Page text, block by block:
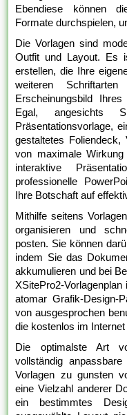
Ebendiese können
Formate durchspielen,
Die Vorlagen sind
Outfit und Layout. Es
erstellen, die Ihre
weiteren
Erscheinungsbild
Egal, angesichts
Präsentationsvorlage,
gestaltetes
von maximale Wirkung
interaktive
professionelle
Ihre Botschaft auf
Mithilfe seitens
organisieren und
posten. Sie können
indem Sie das
akkumulieren und bei
XSitePro2-
atomar Grafik-Design-
von ausgesprochen
die kostenlos im
Die optimalste Art
vollständig
Vorlagen zu gunsten
eine Vielzahl anderer
ein bestimmtes